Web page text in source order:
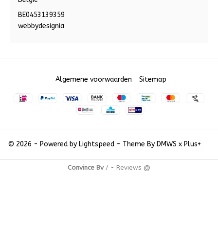
BE0453139359
webbydesignia
© 2026 - Powered by Lightspeed- Theme By DMWS x Plus+
Algemene voorwaarden Sitemap
Convince Bv/ - Reviews @